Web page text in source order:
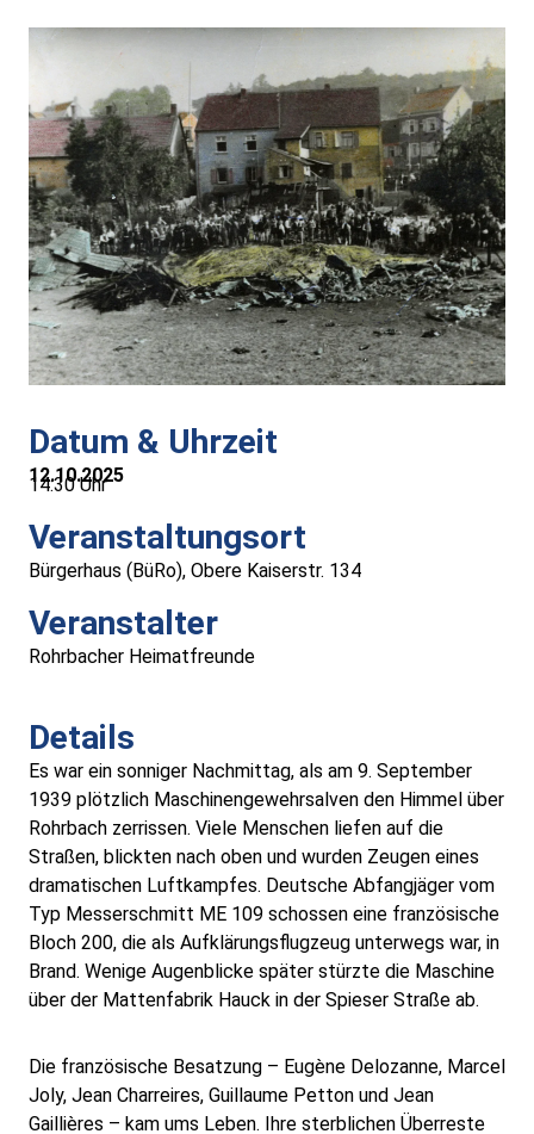
Schiedsmann
Gastronomie & Übernachtung
Medizinische Versorgung
Vereine
Links
Kontakt
Gästebuch
Datenschutz
Datum & Uhrzeit
12.10.2025
14:30 Uhr
Veranstaltungsort
Bürgerhaus (BüRo), Obere Kaiserstr. 134
Veranstalter
Rohrbacher Heimatfreunde
Details
Es war ein sonniger Nachmittag, als am 9. September
1939 plötzlich Maschinengewehrsalven den Himmel über
Rohrbach zerrissen. Viele Menschen liefen auf die
Straßen, blickten nach oben und wurden Zeugen eines
dramatischen Luftkampfes. Deutsche Abfangjäger vom
Typ Messerschmitt ME 109 schossen eine französische
Bloch 200, die als Aufklärungsflugzeug unterwegs war, in
Brand. Wenige Augenblicke später stürzte die Maschine
über der Mattenfabrik Hauck in der Spieser Straße ab.
Die französische Besatzung – Eugène Delozanne, Marcel
Joly, Jean Charreires, Guillaume Petton und Jean
Gaillières – kam ums Leben. Ihre sterblichen Überreste